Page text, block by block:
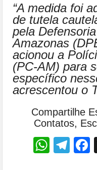
“A medida foi
de tutela
pela
Amazonas
acionou a
(PC-AM) para
específico
acrescentou o
Compartilhe
Contatos,